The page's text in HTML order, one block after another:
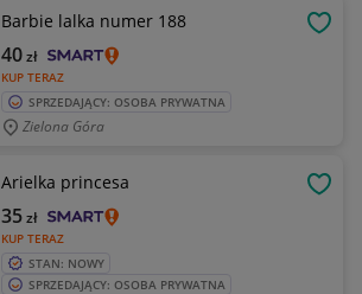
Barbie lalka numer 188
KUP TERAZ
40zł
SPRZEDAJĄCY: OSOBA PRYWATNA
Zielona Góra
Arielka princesa
KUP TERAZ
35zł
STAN: NOWY
SPRZEDAJĄCY: OSOBA PRYWATNA